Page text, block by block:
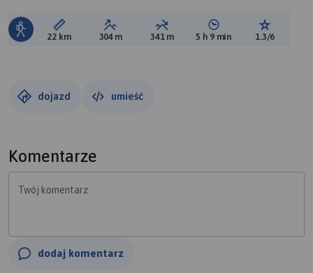
Długość trasy:
22 km Suma przewyższeń:
304 m Suma spadków:
341 m Średni czas potrzebny
5 h 9 min Ocena
1.3/6
dojazd umieść
Komentarze
Twój komentarz
dodaj komentarz